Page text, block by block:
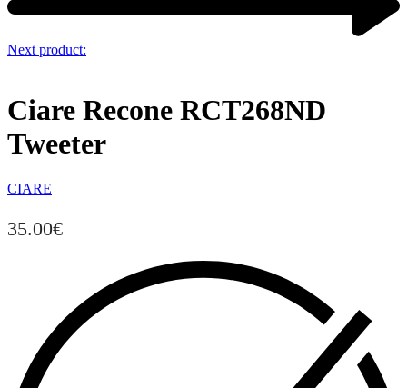
Next product:
Ciare Recone RCT268ND
Tweeter
CIARE
35.00€